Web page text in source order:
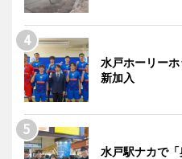
水戸ホーリー
新加入
水戸駅ナカで